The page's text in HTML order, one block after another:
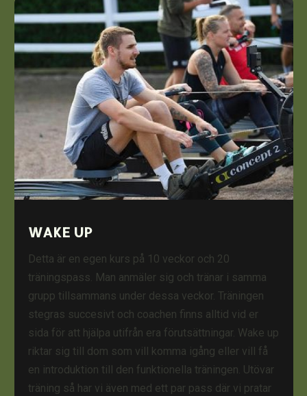
WAKE UP
Detta är en egen kurs på 10 veckor och 20
träningspass. Man anmäler sig och tränar i samma
grupp tillsammans under dessa veckor. Träningen
stegras succesivt och coachen finns alltid vid er
sida för att hjälpa utifrån era förutsättningar. Wake up
riktar sig till dom som vill komma igång eller vill få
en introduktion till den funktionella träningen. Utövar
träning så har vi även med ett par pass där vi pratar